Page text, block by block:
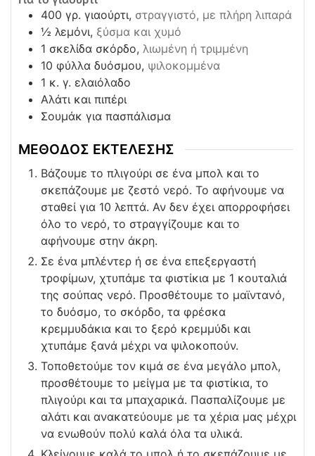
400 γρ. γιαούρτι, στραγγιστό, με πλήρη λιπαρά
½ λεμόνι, ξύσμα και χυμό
1 σκελίδα σκόρδο, λιωμένη ή τριμμένη
10 φύλλα δυόσμου, ψιλοκομμένα
1 κ. γ. ελαιόλαδο
Αλάτι και πιπέρι
Σουμάκ για πασπάλισμα
ΜΕΘΟΔΟΣ ΕΚΤΕΛΕΣΗΣ
Βάζουμε το πλιγούρι σε ένα μπολ και το
σκεπάζουμε με ζεστό νερό. Το αφήνουμε να
σταθεί για 10 λεπτά. Αν δεν έχει απορροφήσει
όλο το νερό, το στραγγίζουμε και το
αφήνουμε στην άκρη.
Σε ένα μπλέντερ ή σε ένα επεξεργαστή
τροφίμων, χτυπάμε τα φιστίκια με 1 κουταλιά
της σούπας νερό. Προσθέτουμε το μαϊντανό,
το δυόσμο, το σκόρδο, τα φρέσκα
κρεμμυδάκια και το ξερό κρεμμύδι και
χτυπάμε ξανά μέχρι να ψιλοκοπούν.
Τοποθετούμε τον κιμά σε ένα μεγάλο μπολ,
προσθέτουμε το μείγμα με τα φιστίκια, το
πλιγούρι και τα μπαχαρικά. Πασπαλίζουμε με
αλάτι και ανακατεύουμε με τα χέρια μας μέχρι
να ενωθούν πολύ καλά όλα τα υλικά.